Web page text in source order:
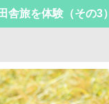
舎旅を体験（その3）